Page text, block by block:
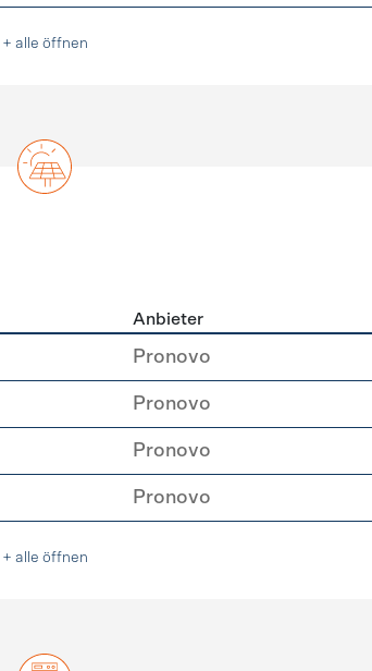
+ alle öffnen
Anbieter
Pronovo
Pronovo
Pronovo
Pronovo
+ alle öffnen